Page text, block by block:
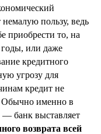
пользу, ведь
приобрести то, на
или даже
кредитного
угрозу для
кредит не
Обычно именно в
банк выставляет
возврата всей